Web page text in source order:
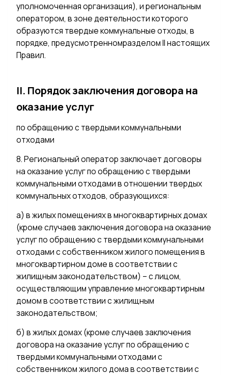
уполномоченная организация), и региональным
оператором, в зоне деятельности которого
образуются твердые коммунальные отходы, в
порядке, предусмотренномразделом II настоящих
Правил.
II. Порядок заключения договора на
оказание услуг
по обращению с твердыми коммунальными
отходами
8. Региональный оператор заключает договоры
на оказание услуг по обращению с твердыми
коммунальными отходами в отношении твердых
коммунальных отходов, образующихся:
а) в жилых помещениях в многоквартирных домах
(кроме случаев заключения договора на оказание
услуг по обращению с твердыми коммунальными
отходами с собственником жилого помещения в
многоквартирном доме в соответствии с
жилищным законодательством) – с лицом,
осуществляющим управление многоквартирным
домом в соответствии с жилищным
законодательством;
б) в жилых домах (кроме случаев заключения
договора на оказание услуг по обращению с
твердыми коммунальными отходами с
собственником жилого дома в соответствии с